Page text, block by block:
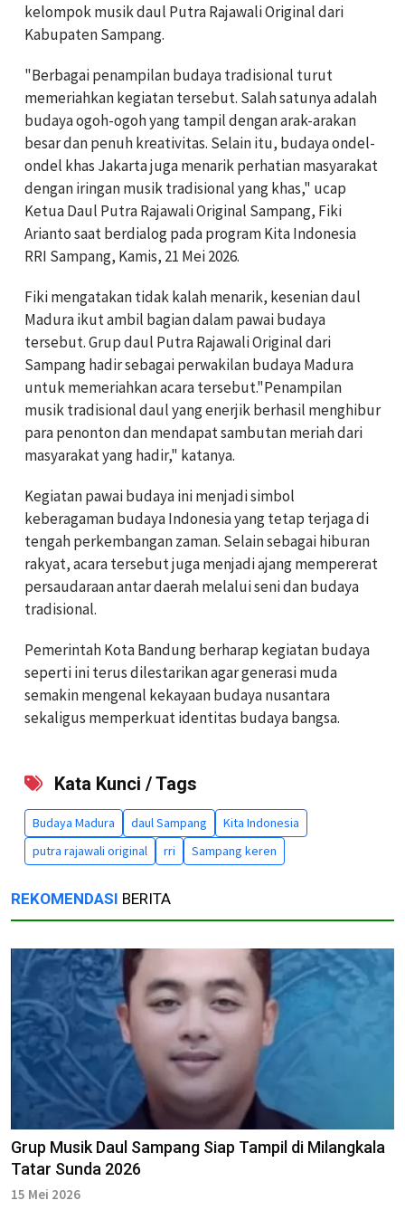
kelompok musik daul Putra Rajawali Original dari
Kabupaten Sampang.
"Berbagai penampilan budaya tradisional turut
memeriahkan kegiatan tersebut. Salah satunya adalah
budaya ogoh-ogoh yang tampil dengan arak-arakan
besar dan penuh kreativitas. Selain itu, budaya ondel-
ondel khas Jakarta juga menarik perhatian masyarakat
dengan iringan musik tradisional yang khas," ucap
Ketua Daul Putra Rajawali Original Sampang, Fiki
Arianto saat berdialog pada program Kita Indonesia
RRI Sampang, Kamis, 21 Mei 2026.
Fiki mengatakan tidak kalah menarik, kesenian daul
Madura ikut ambil bagian dalam pawai budaya
tersebut. Grup daul Putra Rajawali Original dari
Sampang hadir sebagai perwakilan budaya Madura
untuk memeriahkan acara tersebut."Penampilan
musik tradisional daul yang enerjik berhasil menghibur
para penonton dan mendapat sambutan meriah dari
masyarakat yang hadir," katanya.
Kegiatan pawai budaya ini menjadi simbol
keberagaman budaya Indonesia yang tetap terjaga di
tengah perkembangan zaman. Selain sebagai hiburan
rakyat, acara tersebut juga menjadi ajang mempererat
persaudaraan antar daerah melalui seni dan budaya
tradisional.
Pemerintah Kota Bandung berharap kegiatan budaya
seperti ini terus dilestarikan agar generasi muda
semakin mengenal kekayaan budaya nusantara
sekaligus memperkuat identitas budaya bangsa.
Kata Kunci / Tags
Budaya Madura daul Sampang
Kita Indonesia
putra rajawali original
rri Sampang keren
REKOMENDASI BERITA
Grup Musik Daul Sampang Siap Tampil di Milangkala
Tatar Sunda 2026
15 Mei 2026